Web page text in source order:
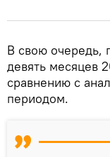
В свою очередь,
девять месяцев
сравнению с
периодом.